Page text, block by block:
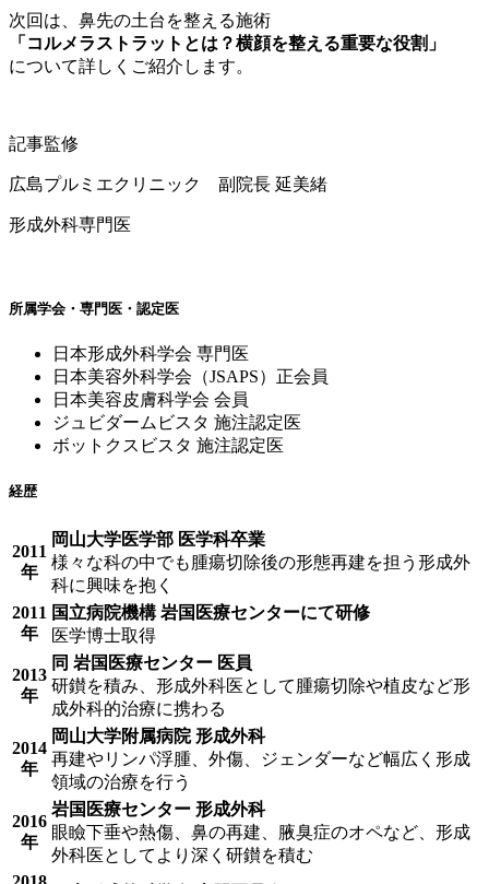
次回は、鼻先の土台を整える施術
「コルメラストラットとは？横顔を整える重要な役割」
について詳しくご紹介します。
記事監修
広島プルミエクリニック 副院長 延美緒
形成外科専門医
所属学会・専門医・認定医
日本形成外科学会 専門医
日本美容外科学会（JSAPS）正会員
日本美容皮膚科学会 会員
ジュビダームビスタ 施注認定医
ボットクスビスタ 施注認定医
経歴
2011
年
岡山大学医学部 医学科卒業
様々な科の中でも腫瘍切除後の形態再建を担う形成外
科に興味を抱く
2011
年
国立病院機構 岩国医療センターにて研修
医学博士取得
2013
年
同 岩国医療センター 医員
研鑚を積み、形成外科医として腫瘍切除や植皮など形
成外科的治療に携わる
2014
年
岡山大学附属病院 形成外科
再建やリンパ浮腫、外傷、ジェンダーなど幅広く形成
領域の治療を行う
2016
年
岩国医療センター 形成外科
眼瞼下垂や熱傷、鼻の再建、腋臭症のオペなど、形成
外科医としてより深く研鑚を積む